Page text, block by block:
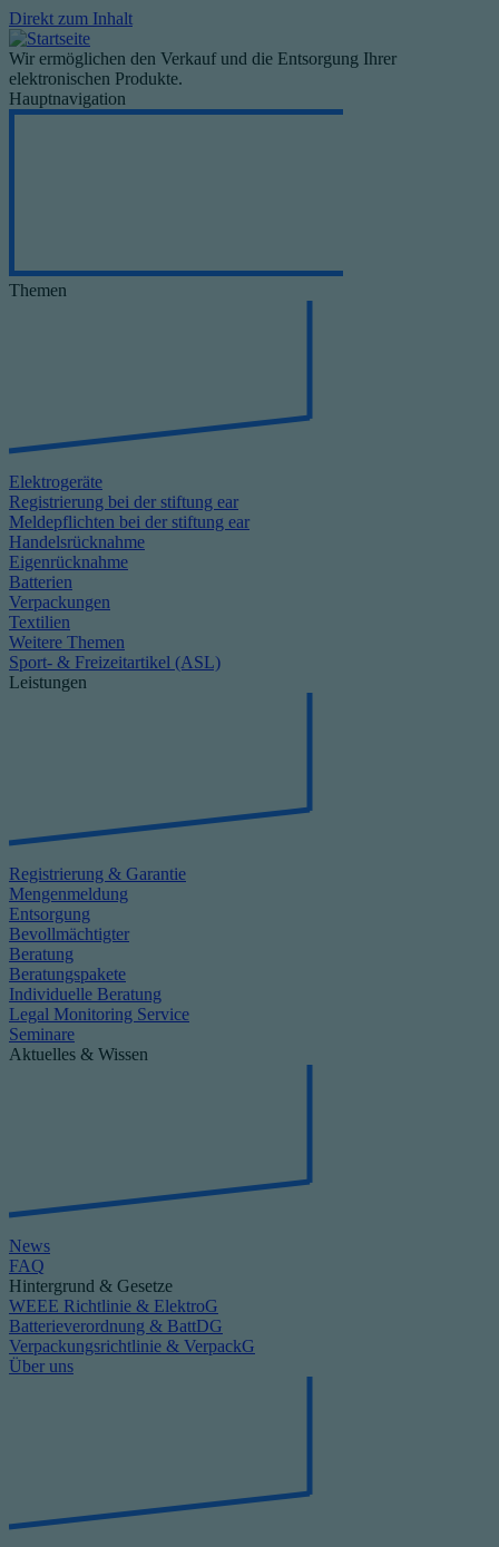
Direkt zum Inhalt
Wir ermöglichen den Verkauf und die Entsorgung Ihrer
elektronischen Produkte.
Hauptnavigation
Themen
Elektrogeräte
Registrierung bei der stiftung ear
Meldepflichten bei der stiftung ear
Handelsrücknahme
Eigenrücknahme
Batterien
Verpackungen
Textilien
Weitere Themen
Sport- & Freizeitartikel (ASL)
Leistungen
Registrierung & Garantie
Mengenmeldung
Entsorgung
Bevollmächtigter
Beratung
Beratungspakete
Individuelle Beratung
Legal Monitoring Service
Seminare
Aktuelles & Wissen
News
FAQ
Hintergrund & Gesetze
WEEE Richtlinie & ElektroG
Batterieverordnung & BattDG
Verpackungsrichtlinie & VerpackG
Über uns